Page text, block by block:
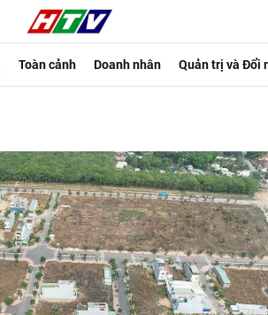
Toàn cảnh Doanh nhân Quản trị và Đổi